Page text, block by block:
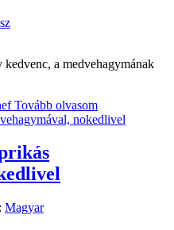
kedvenc, a medvehagymának
Tovább olvasom
Magyar